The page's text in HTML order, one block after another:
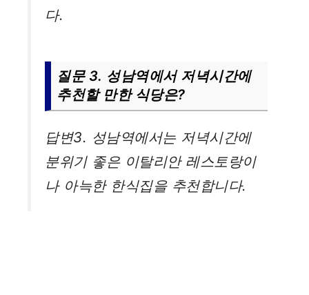
다.
질문 3. 성남역에서 저녁시간에
추천할 만한 식당은?
답변3. 성남역에서는 저녁시간에
분위기 좋은 이탈리안 레스토랑이
나 아늑한 한식집을 추천합니다.